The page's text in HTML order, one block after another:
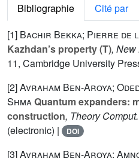
Bibliographie
Cité par
[1] Bachir Bekka; Pierre de
Kazhdan’s property (T), New
11, Cambridge University
[2]Avraham Ben-Aroya;
ShmaQuantum expanders:
construction, Theory Comput.
(electronic) |
DOI
[3]Avraham Ben-Aroya;